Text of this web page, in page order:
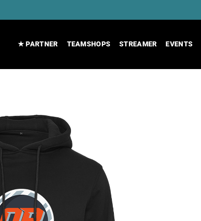
★ PARTNER TEAMSHOPS STREAMER EVENTS